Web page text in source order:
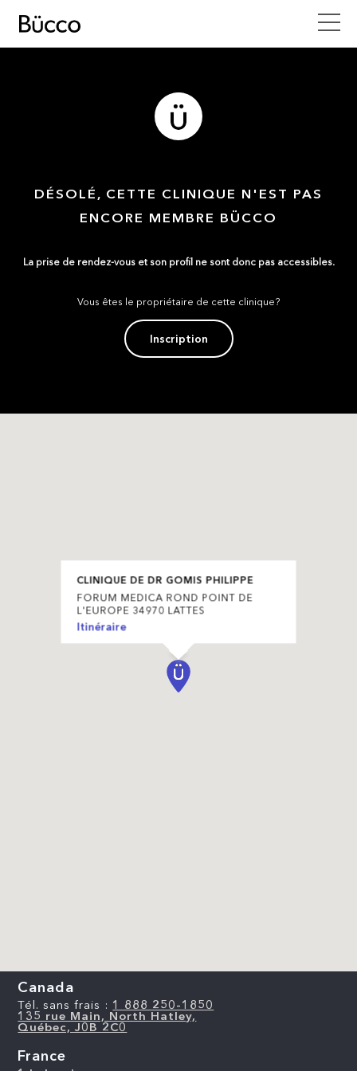
DÉSOLÉ, CETTE CLINIQUE N'EST PAS
ENCORE MEMBRE BÜCCO
La prise de rendez-vous et son profil ne sont donc pas accessibles.
Vous êtes le propriétaire de cette clinique?
Inscription
CLINIQUE DE DR GOMIS PHILIPPE
FORUM MEDICA ROND POINT DE
L'EUROPE 34970 LATTES
Itinéraire
Canada
Tél. sans frais : 1 888 250-1850
135 rue Main, North Hatley,
Québec, J0B 2C0
France